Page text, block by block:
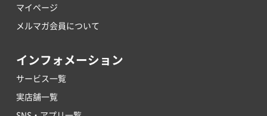
マイページ
メルマガ会員について
インフォメーション
サービス一覧
実店舗一覧